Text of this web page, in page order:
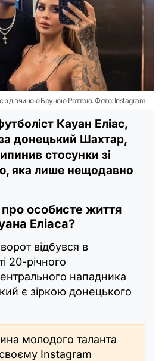
з дівчиною Бруною Роттою. Фото: Instagram
Кауан Еліас,
донецький Шахтар,
стосунки зі
яка лише нещодавно
особисте життя
Еліаса?
відбувся в
20-річного
нападника
є зіркою донецького
молодого таланта
Instagram